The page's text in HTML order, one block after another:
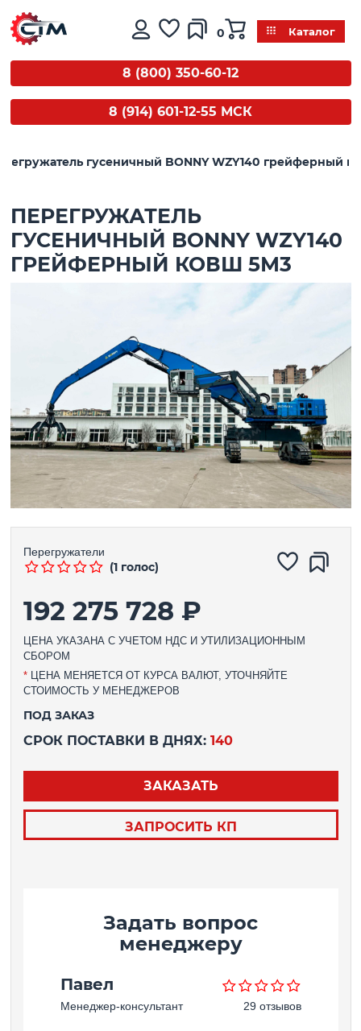
0 Каталог
8 (800) 350-60-12
8 (914) 601-12-55 МСК
гусеничный BONNY WZY140 грейферный
ПЕРЕГРУЖАТЕЛЬ
ГУСЕНИЧНЫЙ BONNY WZY140
ГРЕЙФЕРНЫЙ КОВШ 5М3
Перегружатели
(1 голос)
192 275 728 ₽
ЦЕНА УКАЗАНА С УЧЕТОМ НДС И УТИЛИЗАЦИОННЫМ
СБОРОМ
*ЦЕНА МЕНЯЕТСЯ ОТ КУРСА ВАЛЮТ, УТОЧНЯЙТЕ
СТОИМОСТЬ У МЕНЕДЖЕРОВ
ПОД ЗАКАЗ
СРОК ПОСТАВКИ В ДНЯХ: 140
ЗАКАЗАТЬ
ЗАПРОСИТЬ КП
Задать вопрос
менеджеру
Павел
Менеджер-консультант 29 отзывов